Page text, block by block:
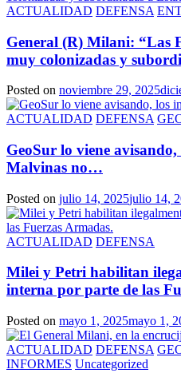
ACTUALIDAD DEFENSA
General (R) Milani: “Las
muy colonizadas y
Posted on noviembre 29, 2025
ACTUALIDAD DEFENSA
GeoSur lo viene avisando,
Malvinas no…
Posted on julio 14, 2025julio 14,
ACTUALIDAD DEFENSA
Milei y Petri habilitan
interna por parte de las
Posted on mayo 1, 2025mayo 1,
ACTUALIDAD DEFENSA
INFORMES Uncategorized